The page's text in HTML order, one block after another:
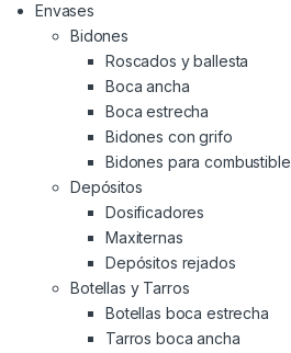
Envases
Bidones
Roscados y ballesta
Boca ancha
Boca estrecha
Bidones con grifo
Bidones para combustible
Depósitos
Dosificadores
Maxiternas
Depósitos rejados
Botellas y Tarros
Botellas boca estrecha
Tarros boca ancha